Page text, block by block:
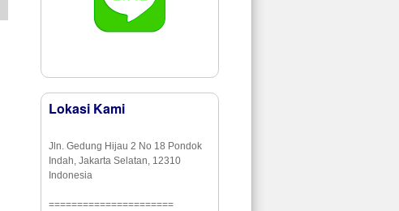
Lokasi Kami
Jln. Gedung Hijau 2 No 18 Pondok
Indah, Jakarta Selatan, 12310
Indonesia
======================